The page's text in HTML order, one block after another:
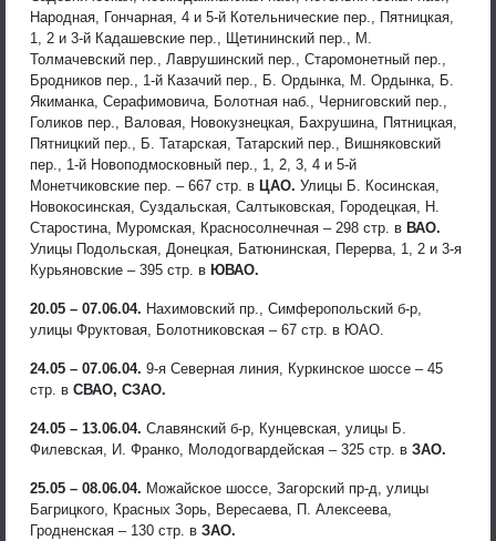
Народная, Гончарная, 4 и 5-й Котельнические пер., Пятницкая,
1, 2 и 3-й Кадашевские пер., Щетининский пер., М.
Толмачевский пер., Лаврушинский пер., Старомонетный пер.,
Бродников пер., 1-й Казачий пер., Б. Ордынка, М. Ордынка, Б.
Якиманка, Серафимовича, Болотная наб., Черниговский пер.,
Голиков пер., Валовая, Новокузнецкая, Бахрушина, Пятницкая,
Пятницкий пер., Б. Татарская, Татарский пер., Вишняковский
пер., 1-й Новоподмосковный пер., 1, 2, 3, 4 и 5-й
Монетчиковские пер. – 667 стр. в ЦАО. Улицы Б. Косинская,
Новокосинская, Суздальская, Салтыковская, Городецкая, Н.
Старостина, Муромская, Красносолнечная – 298 стр. в ВАО.
Улицы Подольская, Донецкая, Батюнинская, Перерва, 1, 2 и 3-я
Курьяновские – 395 стр. в ЮВАО.
20.05 – 07.06.04. Нахимовский пр., Симферопольский б-р,
улицы Фруктовая, Болотниковская – 67 стр. в ЮАО.
24.05 – 07.06.04. 9-я Северная линия, Куркинское шоссе – 45
стр. в СВАО, СЗАО.
24.05 – 13.06.04. Славянский б-р, Кунцевская, улицы Б.
Филевская, И. Франко, Молодогвардейская – 325 стр. в ЗАО.
25.05 – 08.06.04. Можайское шоссе, Загорский пр-д, улицы
Багрицкого, Красных Зорь, Вересаева, П. Алексеева,
Гродненская – 130 стр. в ЗАО.